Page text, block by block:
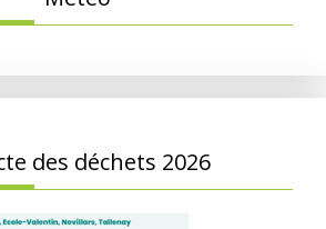
des déchets 2026